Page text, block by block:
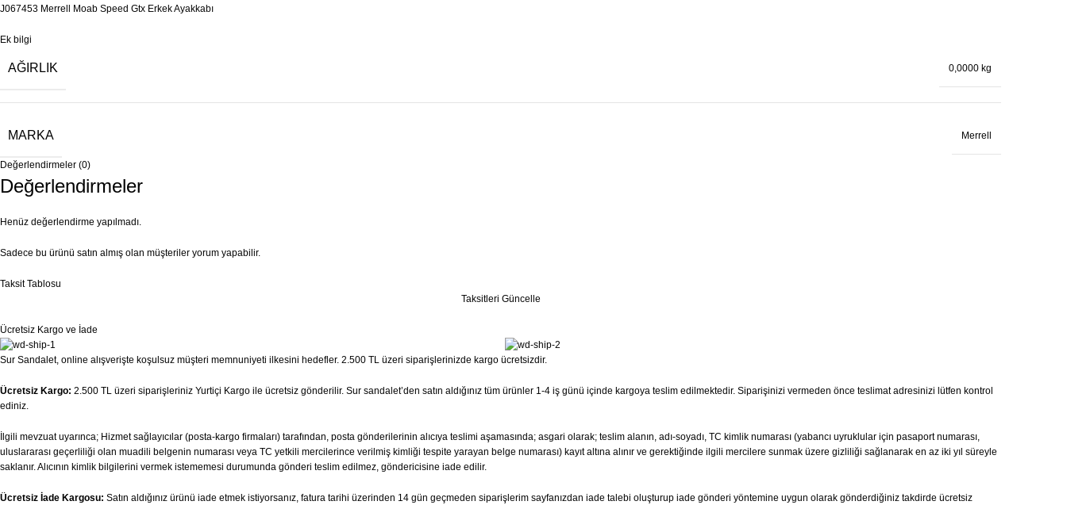
J067453 Merrell Moab Speed Gtx Erkek Ayakkabı
Ek bilgi
AĞIRLIK 0,0000 kg
MARKA Merrell
Değerlendirmeler (0)
Değerlendirmeler
Henüz değerlendirme yapılmadı.
Sadece bu ürünü satın almış olan müşteriler yorum yapabilir.
Taksit Tablosu
Taksitleri Güncelle
Ücretsiz Kargo ve İade
Sur Sandalet, online alışverişte koşulsuz müşteri memnuniyeti ilkesini hedefler. 2.500 TL üzeri siparişlerinizde kargo ücretsizdir.
Ücretsiz Kargo: 2.500 TL üzeri siparişleriniz Yurtiçi Kargo ile ücretsiz gönderilir. Sur sandalet’den satın aldığınız tüm ürünler 1-4 iş günü içinde kargoya teslim edilmektedir. Siparişinizi vermeden önce teslimat adresinizi lütfen kontrol
ediniz.
İlgili mevzuat uyarınca; Hizmet sağlayıcılar (posta-kargo firmaları) tarafından, posta gönderilerinin alıcıya teslimi aşamasında; asgari olarak; teslim alanın, adı-soyadı, TC kimlik numarası (yabancı uyruklular için pasaport numarası,
uluslararası geçerliliği olan muadili belgenin numarası veya TC yetkili mercilerince verilmiş kimliği tespite yarayan belge numarası) kayıt altına alınır ve gerektiğinde ilgili mercilere sunmak üzere gizliliği sağlanarak en az iki yıl süreyle
saklanır. Alıcının kimlik bilgilerini vermek istememesi durumunda gönderi teslim edilmez, göndericisine iade edilir.
Ücretsiz İade Kargosu: Satın aldığınız ürünü iade etmek istiyorsanız, fatura tarihi üzerinden 14 gün geçmeden siparişlerim sayfanızdan iade talebi oluşturup iade gönderi yöntemine uygun olarak gönderdiğiniz takdirde ücretsiz